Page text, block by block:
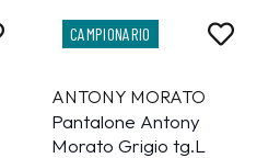
CAMPIONARIO
ANTONY MORATO
Pantalone Antony
Morato Grigio tg.L